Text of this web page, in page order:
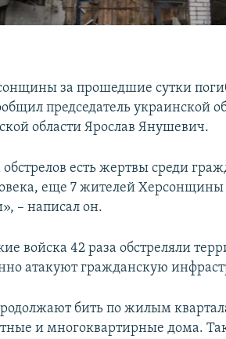
за прошедшие сутки
председатель украинской
области Ярослав Янушевич.
есть жертвы среди
еще 7 жителей Херсонщины
– написал он.
войска 42 раза обстреляли
атакуют гражданскую
бить по жилым
и многоквартирные дома.